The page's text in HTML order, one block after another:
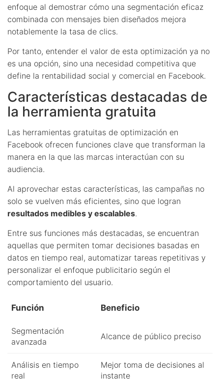
enfoque al demostrar cómo una segmentación eficaz
combinada con mensajes bien diseñados mejora
notablemente la tasa de clics.
Por tanto, entender el valor de esta optimización ya no
es una opción, sino una necesidad competitiva que
define la rentabilidad social y comercial en Facebook.
Características destacadas de
la herramienta gratuita
Las herramientas gratuitas de optimización en
Facebook ofrecen funciones clave que transforman la
manera en la que las marcas interactúan con su
audiencia.
Al aprovechar estas características, las campañas no
solo se vuelven más eficientes, sino que logran
resultados medibles y escalables.
Entre sus funciones más destacadas, se encuentran
aquellas que permiten tomar decisiones basadas en
datos en tiempo real, automatizar tareas repetitivas y
personalizar el enfoque publicitario según el
comportamiento del usuario.
Función Beneficio
Segmentación
avanzada
Alcance de público preciso
Análisis en tiempo
real
Mejor toma de decisiones al
instante